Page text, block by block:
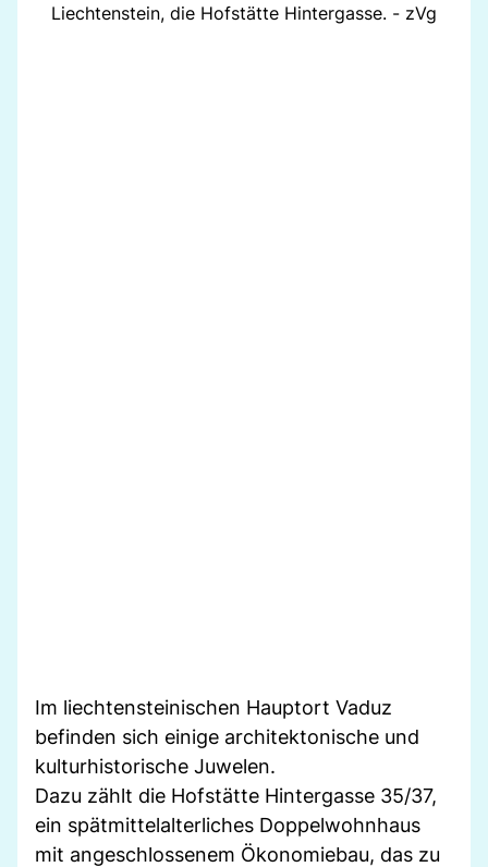
Liechtenstein, die Hofstätte Hintergasse. - zVg
Im liechtensteinischen Hauptort Vaduz
befinden sich einige architektonische und
kulturhistorische Juwelen.
Dazu zählt die Hofstätte Hintergasse 35/37,
ein spätmittelalterliches Doppelwohnhaus
mit angeschlossenem Ökonomiebau, das zu